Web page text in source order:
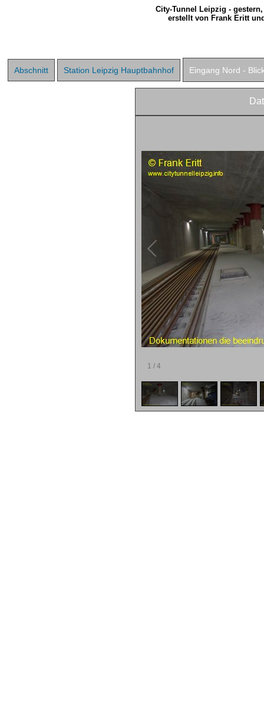
City-Tunnel Leipzig -
erstellt von Frank Eritt
Abschnitt Station Leipzig Hauptbahnhof Eingang Nord -
1 / 4